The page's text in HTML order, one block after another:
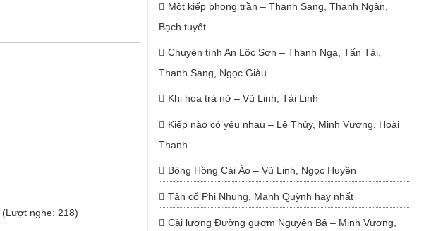
(Lượt nghe: 218)
Một kiếp phong trần – Thanh Sang, Thanh Ngân,
Bạch tuyết
Chuyện tình An Lộc Sơn – Thanh Nga, Tấn Tài,
Thanh Sang, Ngọc Giàu
Khi hoa trà nở – Vũ Linh, Tài Linh
Kiếp nào có yêu nhau – Lệ Thủy, Minh Vương, Hoài
Thanh
Bông Hồng Cài Áo – Vũ Linh, Ngọc Huyền
Tân cổ Phi Nhung, Mạnh Quỳnh hay nhất
Cải lương Đường gươm Nguyên Bá – Minh Vương,